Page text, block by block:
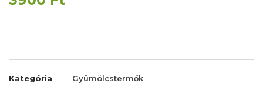
Kategória Gyümölcstermők